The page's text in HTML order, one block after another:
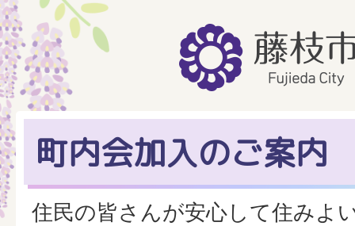
町内会加入のご案内
住民の皆さんが安心して住みよ